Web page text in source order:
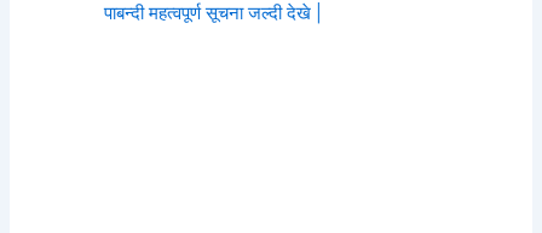
पाबन्दी महत्वपूर्ण सूचना जल्दी देखे |